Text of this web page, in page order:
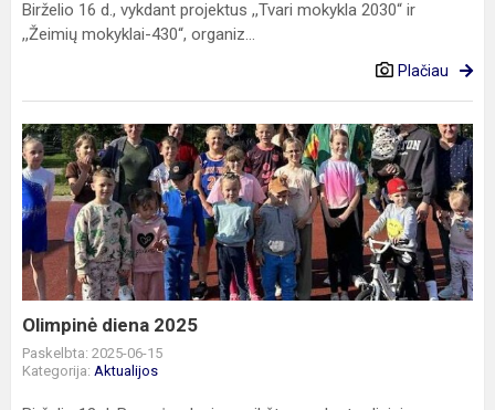
Birželio 16 d., vykdant projektus ,,Tvari mokykla 2030“ ir
,,Žeimių mokyklai-430“, organiz...
Plačiau
Olimpinė
diena
2025
Olimpinė diena 2025
Paskelbta: 2025-06-15
Kategorija: Aktualijos